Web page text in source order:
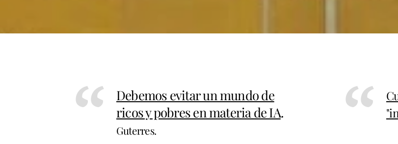
Debemos evitar un mundo de
ricos y pobres en materia de IA.
Guterres.